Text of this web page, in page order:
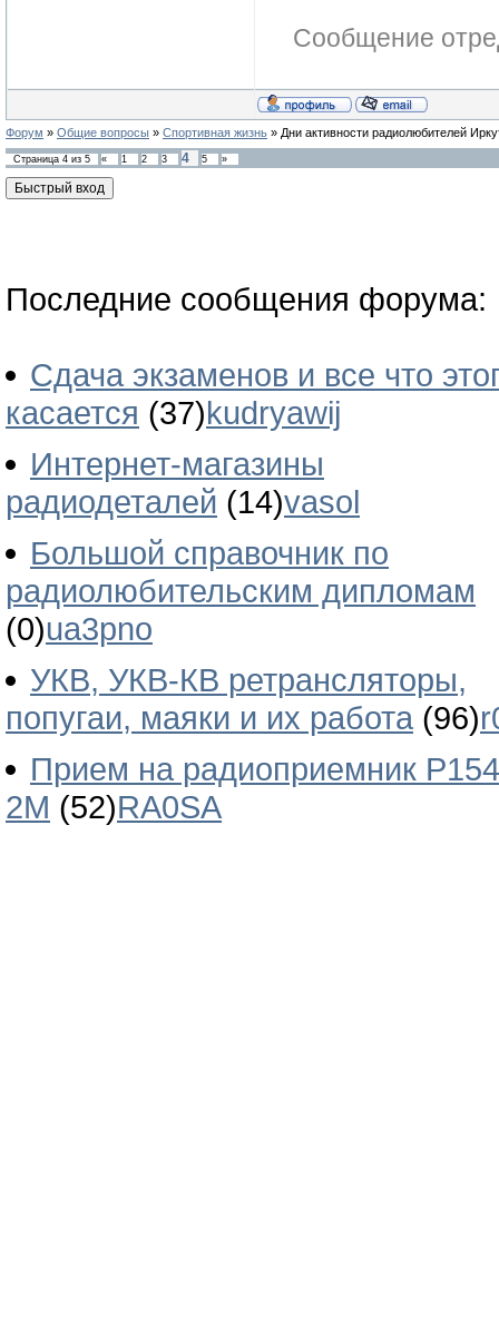
Сообщение
Форум » Общие вопросы » Спортивная жизнь » Дни активности радиолюбителей
Страница 4 из 5 « 1 2 3 4 5 »
Последние сообщения форума:
Сдача экзаменов и все что
касается (37)kudryawij
Интернет-магазины
радиодеталей (14)vasol
Большой справочник по
радиолюбительским дипломам
(0)ua3pno
УКВ, УКВ-КВ ретрансляторы,
попугаи, маяки и их работа (96)
Прием на радиоприемник
2М (52)RA0SA